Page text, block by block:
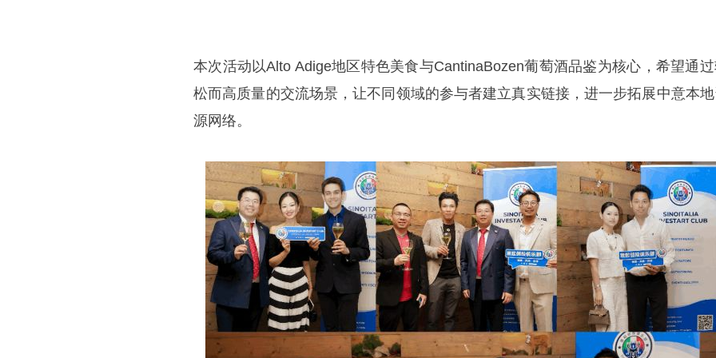
本次活动以Alto Adige地区特色美食与CantinaBozen葡萄酒品鉴为核心，希望通
松而高质量的交流场景，让不同领域的参与者建立真实链接，进一步拓展中意本
源网络。